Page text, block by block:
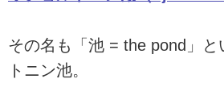
その名も「池 = the pond」
トニン池。